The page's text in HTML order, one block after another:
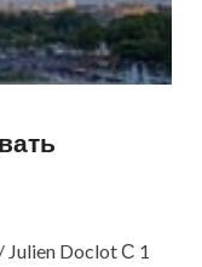
Doclot С 1